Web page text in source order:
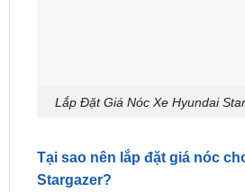
Lắp Đặt Giá Nóc Xe Hyundai
Tại sao nên lắp đặt giá nóc
Stargazer?